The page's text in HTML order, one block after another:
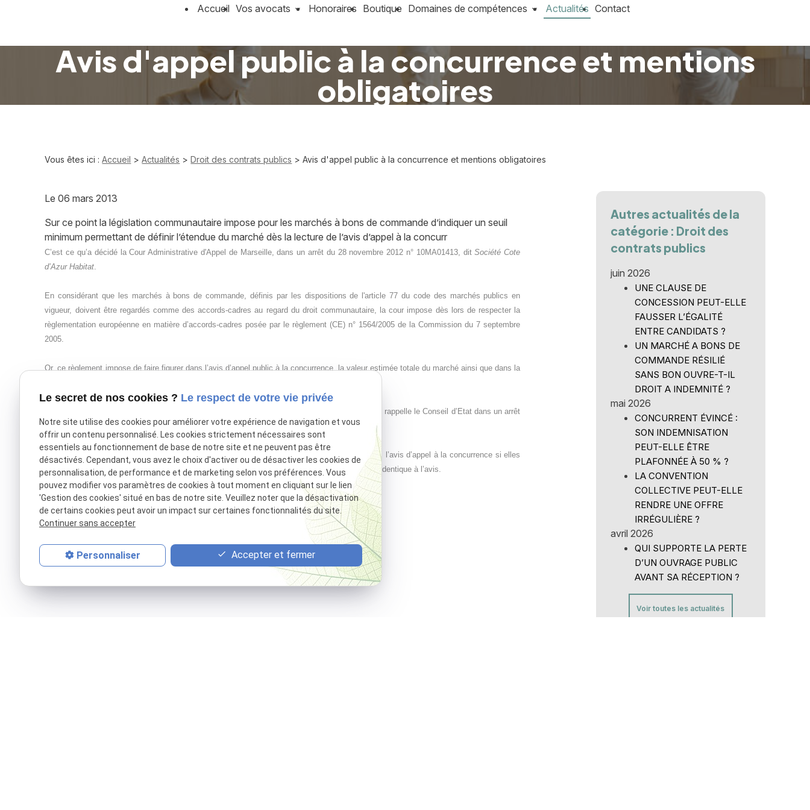
Accueil Vos avocats Honoraires Boutique Domaines de compétences Actualités Contact
Avis d'appel public à la concurrence et mentions
obligatoires
Vous êtes ici : Accueil >Actualités >Droit des contrats publics > Avis d'appel public à la concurrence et mentions obligatoires
Le06 mars 2013
Sur ce point la législation communautaire impose pour les marchés à bons de commande d’indiquer un seuil
minimum permettant de définir l’étendue du marché dès la lecture de l’avis d’appel à la concurr
C’est ce qu’a décidé la Cour Administrative d'Appel de Marseille, dans un arrêt du 28 novembre 2012 n° 10MA01413, ditSociété Cote
d’Azur Habitat
En considérant que les marchés à bons de commande, définis par les dispositions de l'article 77 du code des marchés publics en
vigueur, doivent être regardés comme des accords-cadres au regard du droit communautaire, la cour impose dès lors de respecter la
règlementation européenne en matière d’accords-cadres posée par le règlement (CE) n° 1564/2005 de la Commission du 7 septembre
2005.
Or, ce règlement impose de faire figurer dans l’avis d’appel public à la concurrence, la valeur estimée totale du marché ainsi que dans la
La durée d’un marché à bons de commande devra également être clairement indiquée comme le rappelle le Conseil d’Etat dans un arrêt
du 8 août 2008,SARL librairie Mauptetit, n° 312370.
Il est important de rappeler que ces informations peuvent ne pas forcément être indiquées dans l’avis d’appel à la concurrence si elles
sont indiquées dans les documents de la consultation qui ont été publié de manière absolument identique à l’avis.
X (formerly Twitter) est désactivé. Autoriser Facebook est désactivé. Autoriser
Autres actualités de la
catégorie : Droit des
contrats publics
juin 2026
UNE CLAUSE DE
CONCESSION PEUT-ELLE
FAUSSER L’ÉGALITÉ
ENTRE CANDIDATS ?
UN MARCHÉ A BONS DE
COMMANDE RÉSILIÉ
SANS BON OUVRE-T-IL
DROIT A INDEMNITÉ ?
mai 2026
CONCURRENT ÉVINCÉ :
SON INDEMNISATION
PEUT-ELLE ÊTRE
PLAFONNÉE À 50 % ?
LA CONVENTION
COLLECTIVE PEUT-ELLE
RENDRE UNE OFFRE
IRRÉGULIÈRE ?
avril 2026
QUI SUPPORTE LA PERTE
D’UN OUVRAGE PUBLIC
AVANT SA RÉCEPTION ?
Voir toutes les actualités
Le secret de nos cookies ? Le respect de votre vie privée
Notre site utilise des cookies pour améliorer votre expérience de navigation et vous
offrir un contenu personnalisé. Les cookies strictement nécessaires sont
essentiels au fonctionnement de base de notre site et ne peuvent pas être
désactivés. Cependant, vous avez le choix d'activer ou de désactiver les cookies de
personnalisation, de performance et de marketing selon vos préférences. Vous
pouvez modifier vos paramètres de cookies à tout moment en cliquant sur le lien
'Gestion des cookies' situé en bas de notre site. Veuillez noter que la désactivation
de certains cookies peut avoir un impact sur certaines fonctionnalités du site.
Continuer sans accepter
Personnaliser Accepter et fermer